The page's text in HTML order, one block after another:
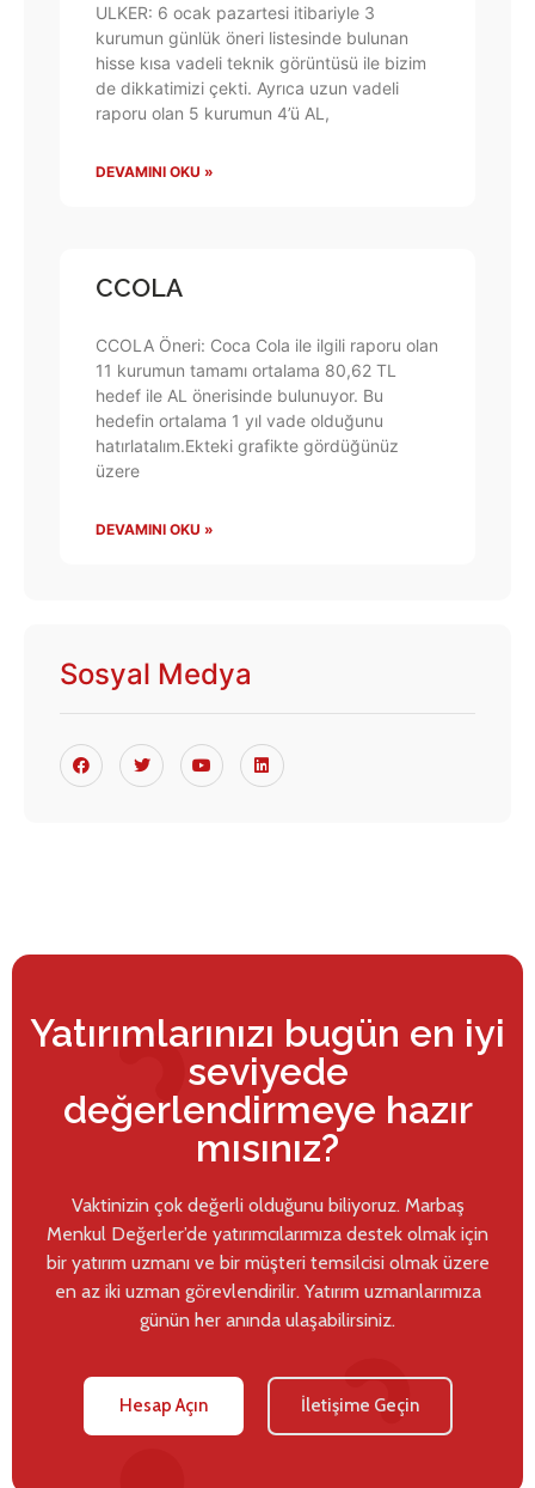
ULKER: 6 ocak pazartesi itibariyle 3
kurumun günlük öneri listesinde bulunan
hisse kısa vadeli teknik görüntüsü ile bizim
de dikkatimizi çekti. Ayrıca uzun vadeli
raporu olan 5 kurumun 4’ü AL,
DEVAMINI OKU »
CCOLA
CCOLA Öneri: Coca Cola ile ilgili raporu olan
11 kurumun tamamı ortalama 80,62 TL
hedef ile AL önerisinde bulunuyor. Bu
hedefin ortalama 1 yıl vade olduğunu
hatırlatalım.Ekteki grafikte gördüğünüz
üzere
DEVAMINI OKU »
Sosyal Medya
Yatırımlarınızı bugün en iyi
seviyede
değerlendirmeye hazır
mısınız?
Vaktinizin çok değerli olduğunu biliyoruz. Marbaş
Menkul Değerler’de yatırımcılarımıza destek olmak için
bir yatırım uzmanı ve bir müşteri temsilcisi olmak üzere
en az iki uzman görevlendirilir. Yatırım uzmanlarımıza
günün her anında ulaşabilirsiniz.
Hesap Açın İletişime Geçin